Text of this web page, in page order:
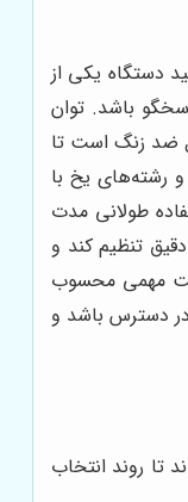
دستگاه یکی از
باشد. توان
ضد زنگ است تا
رشته‌های یخ با
طولانی مدت
تنظیم کند و
مهمی محسوب
دسترس باشد و
تا روند انتخاب